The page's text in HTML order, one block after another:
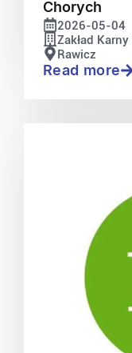
Chorych
2026-05-04
Zakład
Rawicz
Read more